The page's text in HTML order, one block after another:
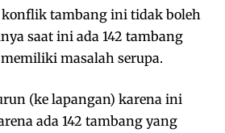
tambang ini tidak boleh
saat ini ada 142 tambang
masalah serupa.
(ke lapangan) karena ini
ada 142 tambang yang